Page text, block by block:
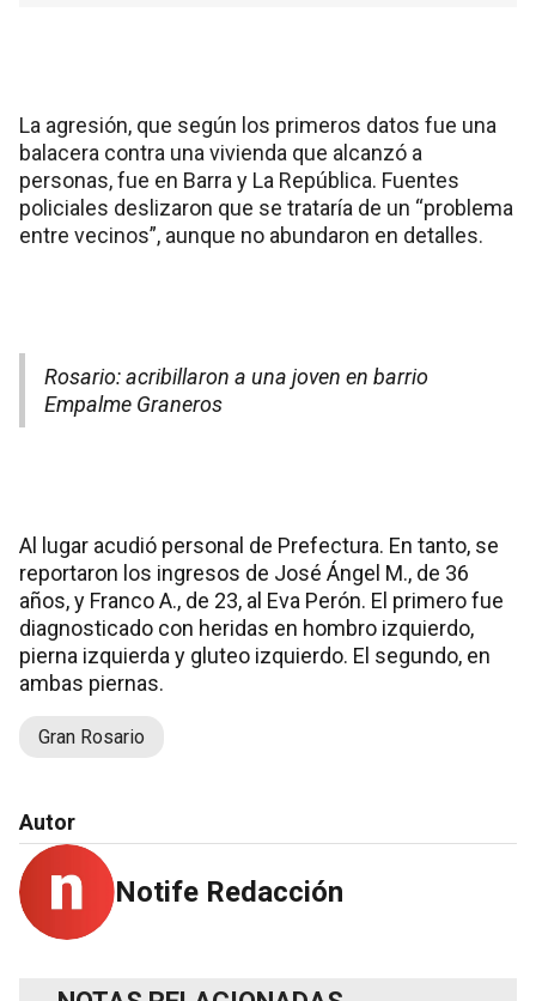
La agresión, que según los primeros datos fue una
balacera contra una vivienda que alcanzó a
personas, fue en Barra y La República. Fuentes
policiales deslizaron que se trataría de un “problema
entre vecinos”, aunque no abundaron en detalles.
Rosario: acribillaron a una joven en barrio
Empalme Graneros
Al lugar acudió personal de Prefectura. En tanto, se
reportaron los ingresos de José Ángel M., de 36
años, y Franco A., de 23, al Eva Perón. El primero fue
diagnosticado con heridas en hombro izquierdo,
pierna izquierda y gluteo izquierdo. El segundo, en
ambas piernas.
Gran Rosario
Autor
Notife Redacción